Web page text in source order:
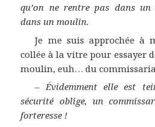
qu’on ne rentre pas dans un
dans un moulin.
Je me suis approchée à
collée à la vitre pour essayer
moulin, euh… du
–Évidemment elle est
sécurité oblige, un
forteresse !